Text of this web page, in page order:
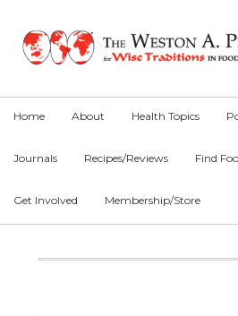
primary
main
primary
Home About Health Topics
Journals Recipes/Reviews Find
Get Involved Membership/Store
Main